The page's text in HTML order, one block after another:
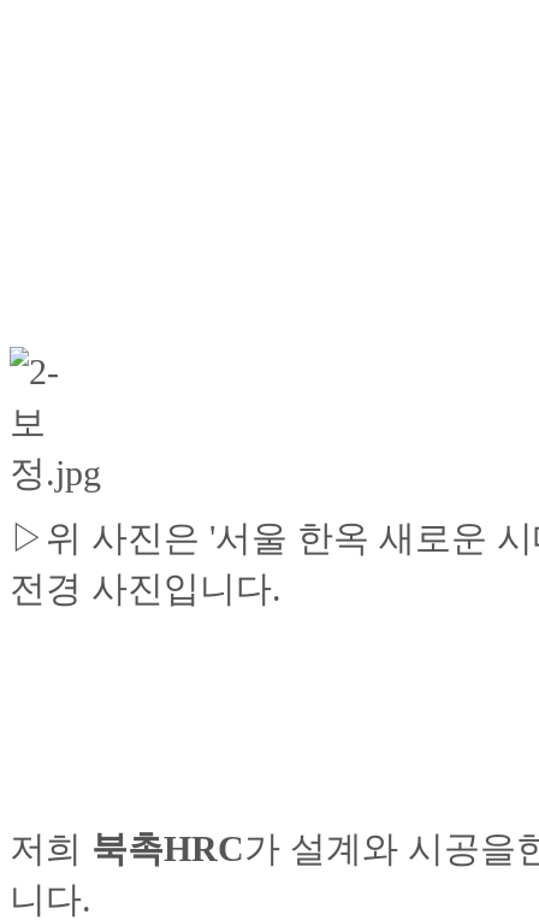
▷위 사진은 '서울 한옥 새로운
전경 사진입니다.
저희 북촉HRC가 설계와 시공을
니다.